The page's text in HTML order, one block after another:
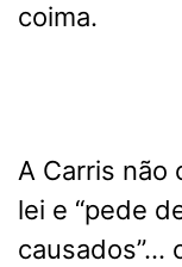
coima.
A Carris não
lei e “pede
causados”…